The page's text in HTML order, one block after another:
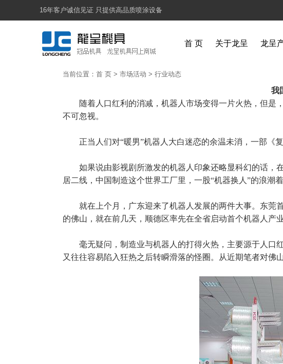
16年客户诚信见证 只提供高品质喷涂设备
首 页 关于龙呈 龙呈
当前位置： 首 页 > 市场活动 > 行业动态
我
随着人口红利的消减，机器人市场变得一片火热，但是
不可忽视。
正当人们对“暖男”机器人大白迷恋的余温未消，一部《
如果说由影视剧所激发的机器人印象还略显科幻的话，
居二线，中国制造这个世界工厂里，一股“机器换人”的浪潮
就在上个月，广东迎来了机器人发展的两件大事。东莞
的佛山，就在前几天，顺德区率先在全省启动首个机器人产
毫无疑问，制造业与机器人的打得火热，主要源于人口
又往往容易陷入狂热之后转瞬滑落的怪圈。从近期笔者对佛